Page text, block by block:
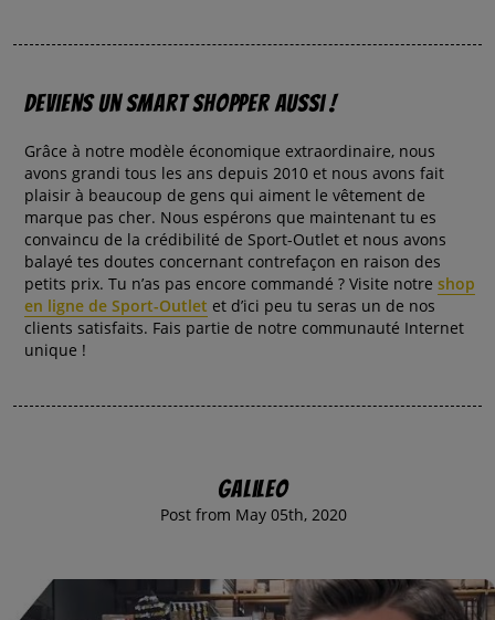
Deviens un smart shopper aussi !
Grâce à notre modèle économique extraordinaire, nous
avons grandi tous les ans depuis 2010 et nous avons fait
plaisir à beaucoup de gens qui aiment le vêtement de
marque pas cher. Nous espérons que maintenant tu es
convaincu de la crédibilité de Sport-Outlet et nous avons
balayé tes doutes concernant contrefaçon en raison des
petits prix. Tu n’as pas encore commandé ? Visite notre shop
en ligne de Sport-Outlet et d’ici peu tu seras un de nos
clients satisfaits. Fais partie de notre communauté Internet
unique !
Galileo
Post from May 05th, 2020